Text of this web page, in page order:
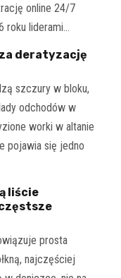
online 24/7
liderami…
deratyzację
szczury w bloku,
odchodów w
worki w altanie
pojawia się jedno
liście
prosta
najczęściej